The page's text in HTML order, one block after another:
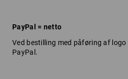
PayPal = netto
Ved bestilling med påføring af logo
PayPal.